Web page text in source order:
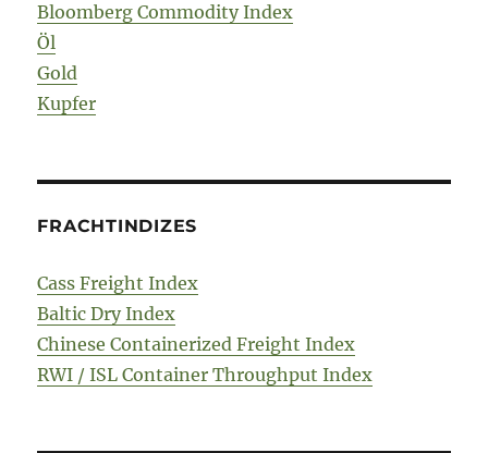
Bloomberg Commodity Index
Öl
Gold
Kupfer
FRACHTINDIZES
Cass Freight Index
Baltic Dry Index
Chinese Containerized Freight Index
RWI / ISL Container Throughput Index